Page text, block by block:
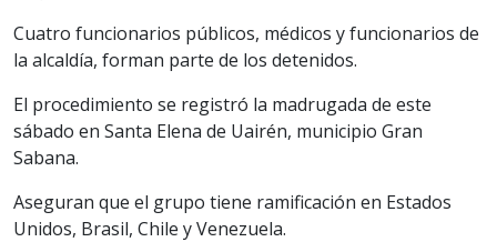
Cuatro funcionarios públicos, médicos y funcionarios de
la alcaldía, forman parte de los detenidos.
El procedimiento se registró la madrugada de este
sábado en Santa Elena de Uairén, municipio Gran
Sabana.
Aseguran que el grupo tiene ramificación en Estados
Unidos, Brasil, Chile y Venezuela.